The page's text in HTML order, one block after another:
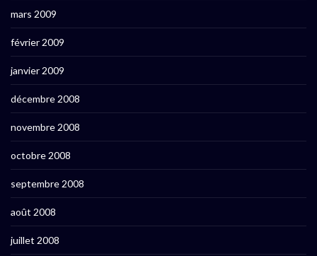
mars 2009
février 2009
janvier 2009
décembre 2008
novembre 2008
octobre 2008
septembre 2008
août 2008
juillet 2008